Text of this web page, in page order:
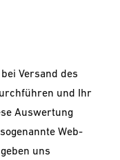
Versand des
und Ihr
Auswertung
Web-
uns